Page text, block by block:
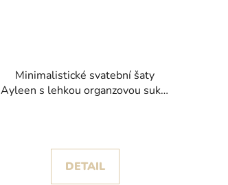
Minimalistické svatební šaty
Ayleen s lehkou organzovou sukní
DETAIL